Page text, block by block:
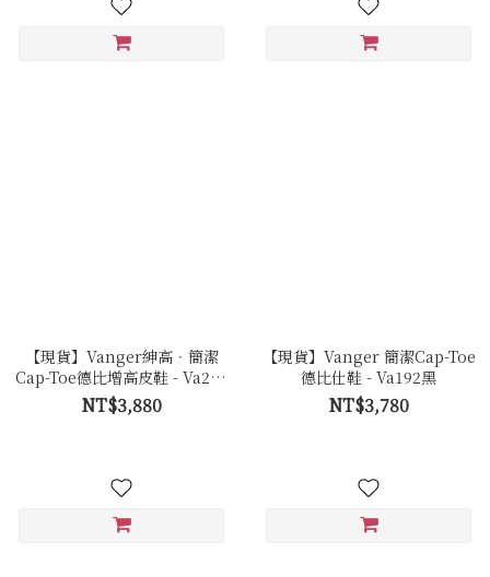
【現貨】Vanger紳高．簡潔
Cap-Toe德比增高皮鞋 - Va254
黑
NT$3,880
【現貨】Vanger 簡潔Cap-Toe
德比仕鞋 - Va192黑
NT$3,780